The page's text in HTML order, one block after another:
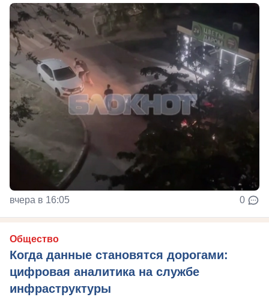
вчера в 16:05 0
Общество
Когда данные становятся дорогами:
цифровая аналитика на службе
инфраструктуры